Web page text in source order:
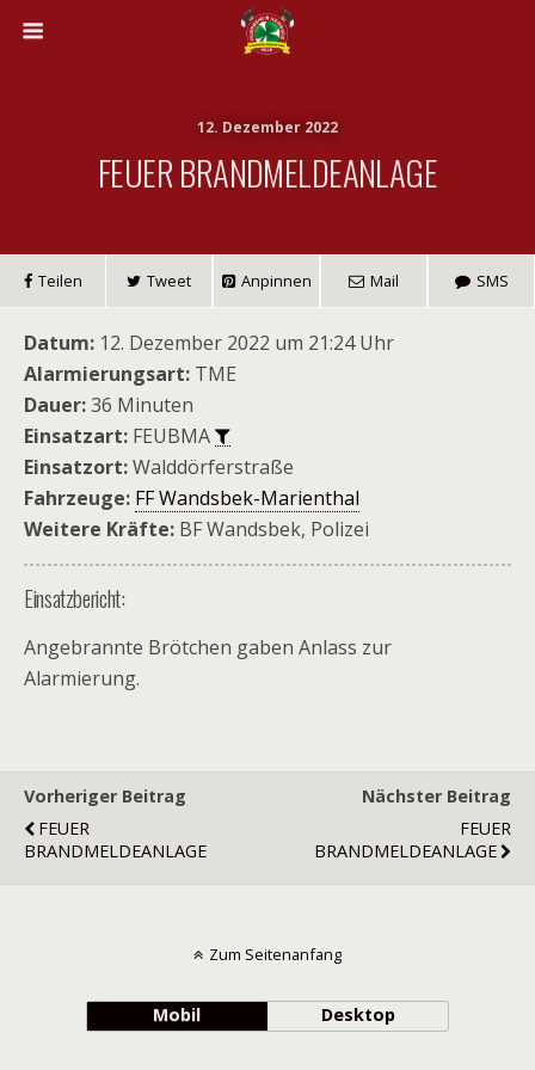
12. Dezember 2022
FEUER BRANDMELDEANLAGE
Teilen Tweet Anpinnen Mail SMS
Datum: 12. Dezember 2022 um 21:24 Uhr
Alarmierungsart: TME
Dauer:36 Minuten
Einsatzart: FEUBMA
Einsatzort:Walddörferstraße
Fahrzeuge: FF Wandsbek-Marienthal
Weitere Kräfte: BF Wandsbek, Polizei
Einsatzbericht:
Angebrannte Brötchen gaben Anlass zur
Alarmierung.
Vorheriger Beitrag
FEUER
BRANDMELDEANLAGE
Nächster Beitrag
FEUER
BRANDMELDEANLAGE
Zum Seitenanfang
Mobil Desktop